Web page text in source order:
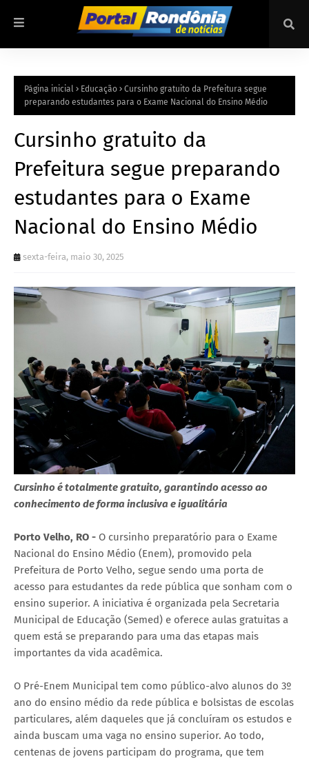
Página inicial Educação
Cursinho gratuito da Prefeitura segue
preparando estudantes para o Exame Nacional do Ensino Médio
Cursinho gratuito da
Prefeitura segue preparando
estudantes para o Exame
Nacional do Ensino Médio
sexta-feira, maio 30, 2025
Cursinho é totalmente gratuito, garantindo acesso ao
conhecimento de forma inclusiva e igualitária
Porto Velho, RO - O cursinho preparatório para o Exame
Nacional do Ensino Médio (Enem), promovido pela
Prefeitura de Porto Velho, segue sendo uma porta de
acesso para estudantes da rede pública que sonham com o
ensino superior. A iniciativa é organizada pela Secretaria
Municipal de Educação (Semed) e oferece aulas gratuitas a
quem está se preparando para uma das etapas mais
importantes da vida acadêmica.
O Pré-Enem Municipal tem como público-alvo alunos do 3º
ano do ensino médio da rede pública e bolsistas de escolas
particulares, além daqueles que já concluíram os estudos e
ainda buscam uma vaga no ensino superior. Ao todo,
centenas de jovens participam do programa, que tem